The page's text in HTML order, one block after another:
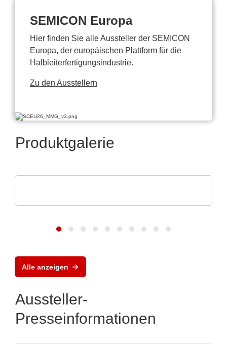
SEMICON Europa
Hier finden Sie alle Aussteller der SEMICON
Europa, der europäischen Plattform für die
Halbleiterfertigungsindustrie.
Zu den Ausstellern
Produktgalerie
Alle anzeigen
Aussteller-
Presseinformationen